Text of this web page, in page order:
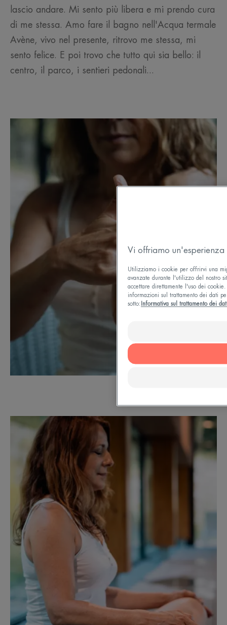
lascio andare. Mi sento più libera e mi prendo cura
di me stessa. Amo fare il bagno nell'Acqua termale
Avène, vivo nel presente, ritrovo me stessa, mi
sento felice. E poi trovo che tutto qui sia bello: il
centro, il parco, i sentieri pedonali...
Vi offriamo
Utilizziamo i cookie per offrirvi una
avanzate durante l'utilizzo del nostro
accettare direttamente l'uso dei
informazioni sul trattamento dei dati
sotto: Informativa sul trattamento dei